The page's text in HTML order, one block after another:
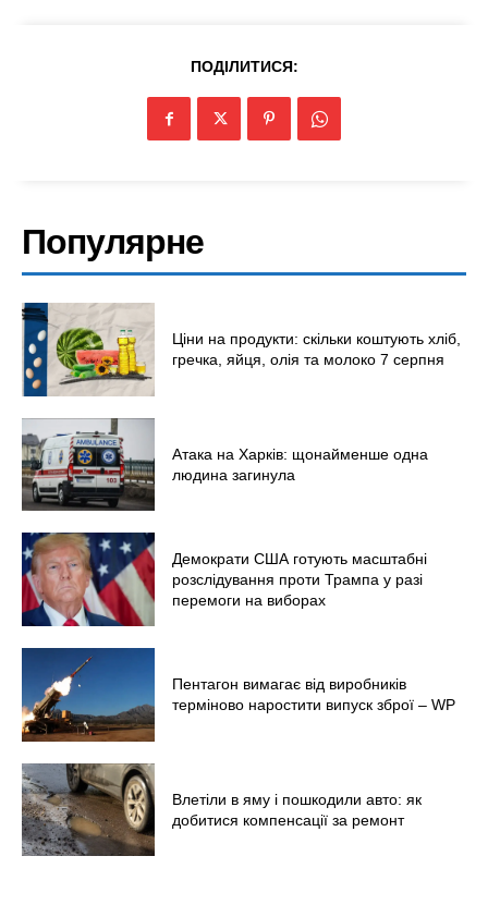
ПОДІЛИТИСЯ:
Популярне
Ціни на продукти: скільки коштують хліб,
гречка, яйця, олія та молоко 7 серпня
Атака на Харків: щонайменше одна
людина загинула
Демократи США готують масштабні
розслідування проти Трампа у разі
перемоги на виборах
Пентагон вимагає від виробників
терміново наростити випуск зброї – WP
Влетіли в яму і пошкодили авто: як
добитися компенсації за ремонт